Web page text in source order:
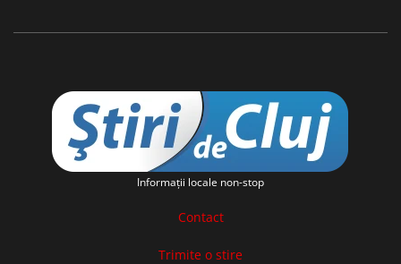
Informaţii locale non-stop
Contact
Trimite o stire